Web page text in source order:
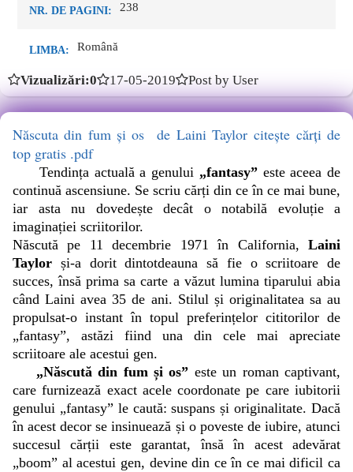
NR. DE PAGINI: 238
LIMBA: Română
Vizualizări:0 17-05-2019 Post by User
Născuta din fum şi os de Laini Taylor citește cărți de
top gratis .pdf
Tendința actuală a genului „fantasy”este aceea de
continuă ascensiune. Se scriu cărți din ce în ce mai bune,
iar asta nu dovedește decât o notabilă evoluție a
imaginației scriitorilor.
Născută pe 11 decembrie 1971 în California, Laini
Taylor și-a dorit dintotdeauna să fie o scriitoare de
succes, însă prima sa carte a văzut lumina tiparului abia
când Laini avea 35 de ani. Stilul și originalitatea sa au
propulsat-o instant în topul preferințelor cititorilor de
„fantasy”, astăzi fiind una din cele mai apreciate
scriitoare ale acestui gen.
„Născută din fum și os” este un roman captivant,
care furnizează exact acele coordonate pe care iubitorii
genului „fantasy” le caută: suspans și originalitate. Dacă
în acest decor se insinuează și o poveste de iubire, atunci
succesul cărții este garantat, însă în acest adevărat
„boom” al acestui gen, devine din ce în ce mai dificil ca